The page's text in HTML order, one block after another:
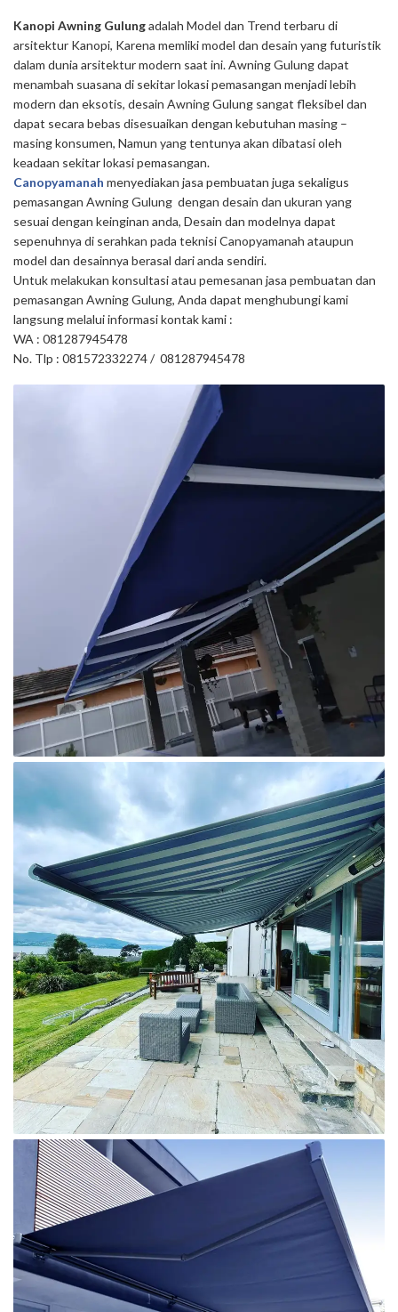
Kanopi Awning Gulungadalah Model dan Trend terbaru di
arsitektur Kanopi, Karena memliki model dan desain yang futuristik
dalam dunia arsitektur modern saat ini. Awning Gulung dapat
menambah suasana di sekitar lokasi pemasangan menjadi lebih
modern dan eksotis, desain Awning Gulung sangat fleksibel dan
dapat secara bebas disesuaikan dengan kebutuhan masing –
masing konsumen, Namun yang tentunya akan dibatasi oleh
keadaan sekitar lokasi pemasangan.
Canopyamanah menyediakan jasa pembuatan juga sekaligus
pemasangan Awning Gulung dengan desain dan ukuran yang
sesuai dengan keinginan anda, Desain dan modelnya dapat
sepenuhnya di serahkan pada teknisi Canopyamanah ataupun
model dan desainnya berasal dari anda sendiri.
Untuk melakukan konsultasi atau pemesanan jasa pembuatan dan
pemasangan Awning Gulung, Anda dapat menghubungi kami
langsung melalui informasi kontak kami :
WA : 081287945478
No. Tlp : 081572332274 / 081287945478